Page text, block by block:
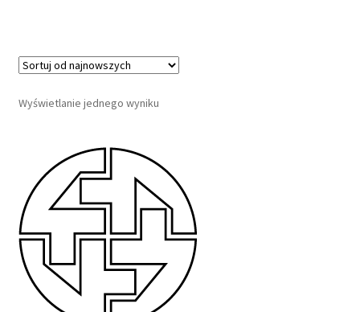
Wyświetlanie jednego wyniku